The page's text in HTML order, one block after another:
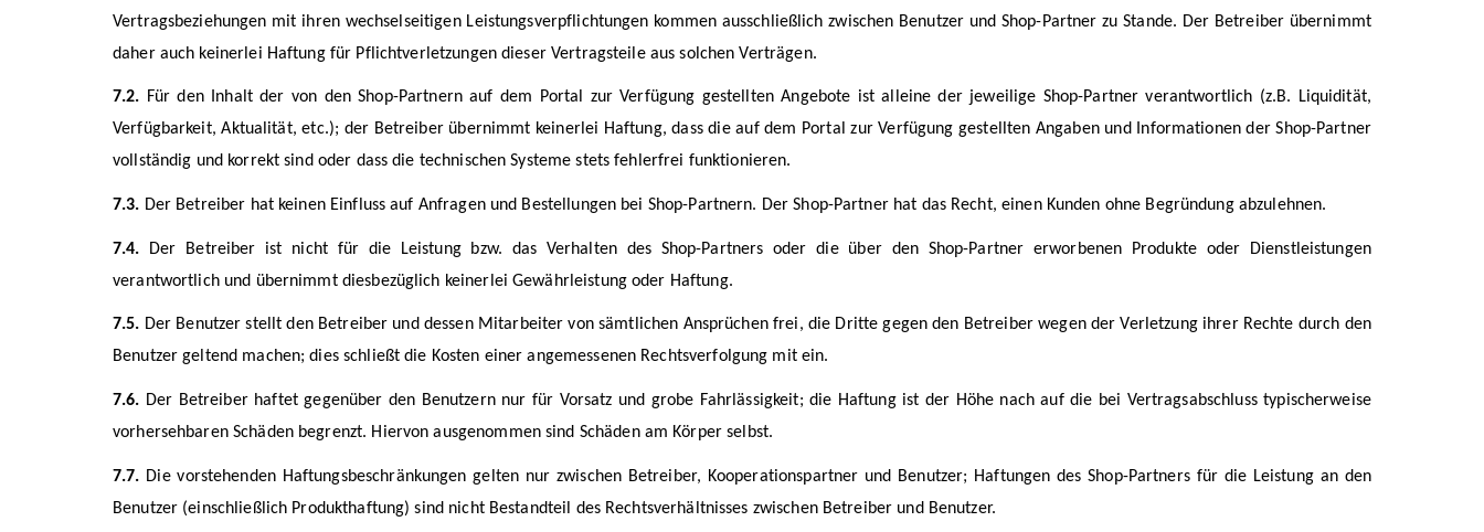
Vertragsbeziehungen mit ihren wechselseitigen Leistungsverpflichtungen kommen ausschließlich zwischen Benutzer und Shop-Partner zu Stande. Der Betreiber übernimmt
daher auch keinerlei Haftung für Pflichtverletzungen dieser Vertragsteile aus solchen Verträgen.
7.2. Für den Inhalt der von den Shop-Partnern auf dem Portal zur Verfügung gestellten Angebote ist alleine der jeweilige Shop-Partner verantwortlich (z.B. Liquidität,
Verfügbarkeit, Aktualität, etc.); der Betreiber übernimmt keinerlei Haftung, dass die auf dem Portal zur Verfügung gestellten Angaben und Informationen der Shop-Partner
vollständig und korrekt sind oder dass die technischen Systeme stets fehlerfrei funktionieren.
7.3. Der Betreiber hat keinen Einfluss auf Anfragen und Bestellungen bei Shop-Partnern. Der Shop-Partner hat das Recht, einen Kunden ohne Begründung abzulehnen.
7.4. Der Betreiber ist nicht für die Leistung bzw. das Verhalten des Shop-Partners oder die über den Shop-Partner erworbenen Produkte oder Dienstleistungen
verantwortlich und übernimmt diesbezüglich keinerlei Gewährleistung oder Haftung.
7.5. Der Benutzer stellt den Betreiber und dessen Mitarbeiter von sämtlichen Ansprüchen frei, die Dritte gegen den Betreiber wegen der Verletzung ihrer Rechte durch den
Benutzer geltend machen; dies schließt die Kosten einer angemessenen Rechtsverfolgung mit ein.
7.6. Der Betreiber haftet gegenüber den Benutzern nur für Vorsatz und grobe Fahrlässigkeit; die Haftung ist der Höhe nach auf die bei Vertragsabschluss typischerweise
vorhersehbaren Schäden begrenzt. Hiervon ausgenommen sind Schäden am Körper selbst.
7.7. Die vorstehenden Haftungsbeschränkungen gelten nur zwischen Betreiber, Kooperationspartner und Benutzer; Haftungen des Shop-Partners für die Leistung an den
Benutzer (einschließlich Produkthaftung) sind nicht Bestandteil des Rechtsverhältnisses zwischen Betreiber und Benutzer.